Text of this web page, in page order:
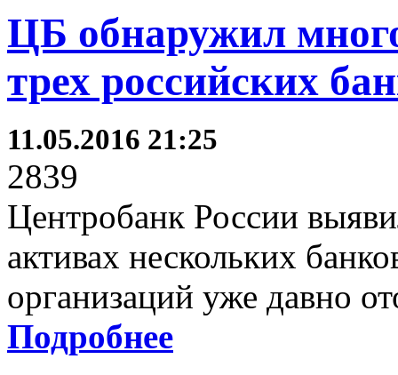
ЦБ обнаружил
трех российских
11.05.2016 21:25
2839
Центробанк России
активах нескольких
организаций уже давно
Подробнее